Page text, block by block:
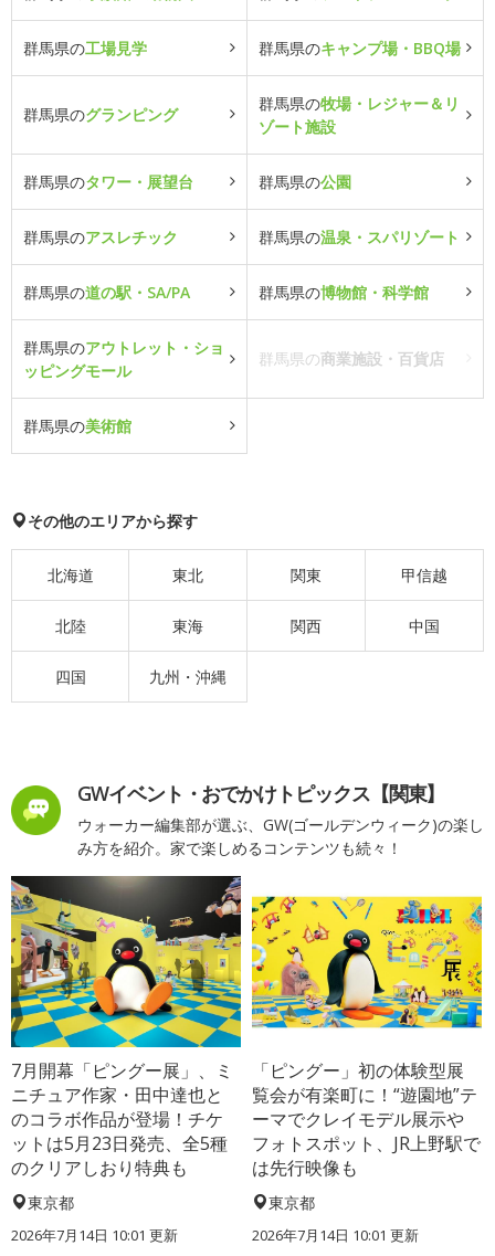
群馬県の工場見学 群馬県のキャンプ場・BBQ場
群馬県のグランピング
群馬県の牧場・レジャー＆リ
ゾート施設
群馬県のタワー・展望台 群馬県の公園
群馬県のアスレチック 群馬県の温泉・スパリゾート
群馬県の道の駅・SA/PA 群馬県の博物館・科学館
群馬県のアウトレット・ショ
ッピングモール
群馬県の商業施設・百貨店
群馬県の美術館
その他のエリアから探す
北海道 東北 関東 甲信越
北陸 東海 関西 中国
四国 九州・沖縄
GWイベント・おでかけトピックス【関東】
ウォーカー編集部が選ぶ、GW(ゴールデンウィーク)の楽し
み方を紹介。家で楽しめるコンテンツも続々！
7月開幕「ピングー展」、ミ
ニチュア作家・田中達也と
のコラボ作品が登場！チケ
ットは5月23日発売、全5種
のクリアしおり特典も
東京都
2026年7月14日 10:01 更新
「ピングー」初の体験型展
覧会が有楽町に！“遊園地”テ
ーマでクレイモデル展示や
フォトスポット、JR上野駅で
は先行映像も
東京都
2026年7月14日 10:01 更新